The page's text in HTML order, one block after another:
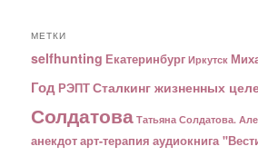
МЕТКИ
selfhunting Екатеринбург Иркутск
Год РЭПТСталкинг жизненных
Солдатова Татьяна Солдатова.
анекдотарт-терапия аудиокнига